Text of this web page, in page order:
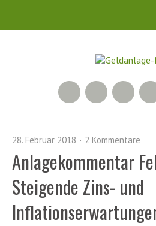
Xing
RSS Feed
28. Februar 2018 2 Kommentare
Anlagekommentar
Steigende Zins- und